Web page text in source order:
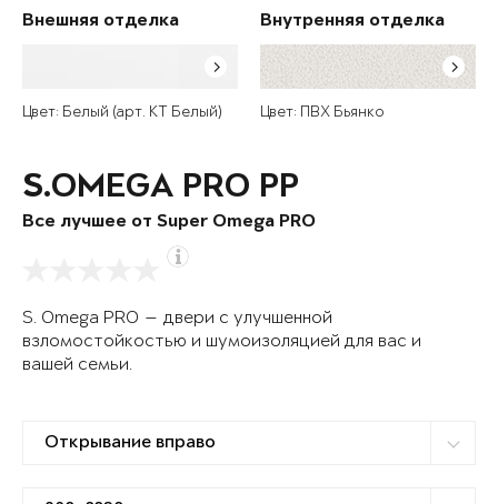
Внешняя отделка
Цвет: Белый (арт. КТ Белый)
Внутренняя отделка
Цвет: ПВХ Бьянко
S.OMEGA PRO PP
Все лучшее от Super Omega PRO
S. Omega PRO — двери с улучшенной
взломостойкостью и шумоизоляцией для вас и
вашей семьи.